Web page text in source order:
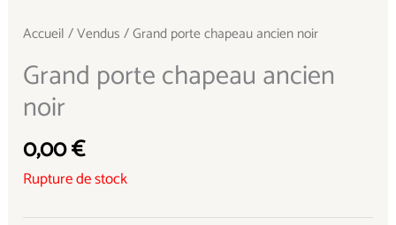
Accueil /Vendus / Grand porte chapeau ancien noir
Grand porte chapeau ancien
noir
0,00€
Rupture de stock